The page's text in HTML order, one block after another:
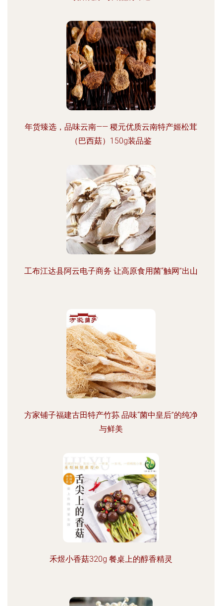
年货臻选，品味云南—— 稷元优质云南特产姬松茸
（巴西菇）150g装品鉴
工布江达县阿云电子商务 让高原食用菌“触网”出山
方家铺子福建古田特产竹荪 品味“菌中皇后”的纯净
与鲜美
禾煜小香菇320g 餐桌上的醇香精灵